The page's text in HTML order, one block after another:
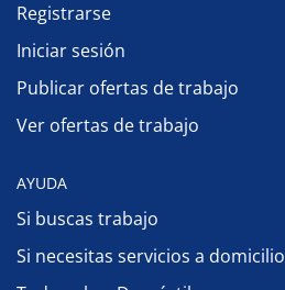
Registrarse
Iniciar sesión
Publicar ofertas de trabajo
Ver ofertas de trabajo
AYUDA
Si buscas trabajo
Si necesitas servicios a domicilio